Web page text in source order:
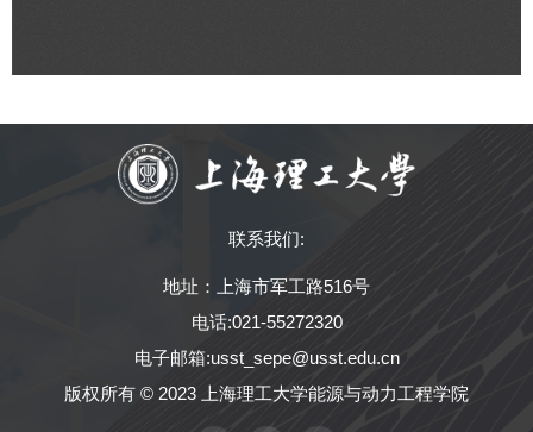
联系我们:
地址：上海市军工路516号
电话:021-55272320
电子邮箱:usst_sepe@usst.edu.cn
版权所有 © 2023 上海理工大学能源与动力工程学院